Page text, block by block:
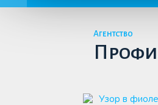
Агентство